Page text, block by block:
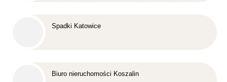
Spadki Katowice
Biuro nieruchomości Koszalin